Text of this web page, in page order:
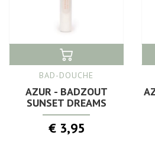
BAD-DOUCHE
AZUR - BADZOUT
SUNSET DREAMS
€ 3,95